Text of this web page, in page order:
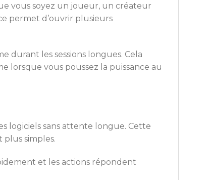
vous soyez un joueur, un créateur
permet d’ouvrir plusieurs
durant les sessions longues. Cela
lorsque vous poussez la puissance au
logiciels sans attente longue. Cette
plus simples.
et les actions répondent